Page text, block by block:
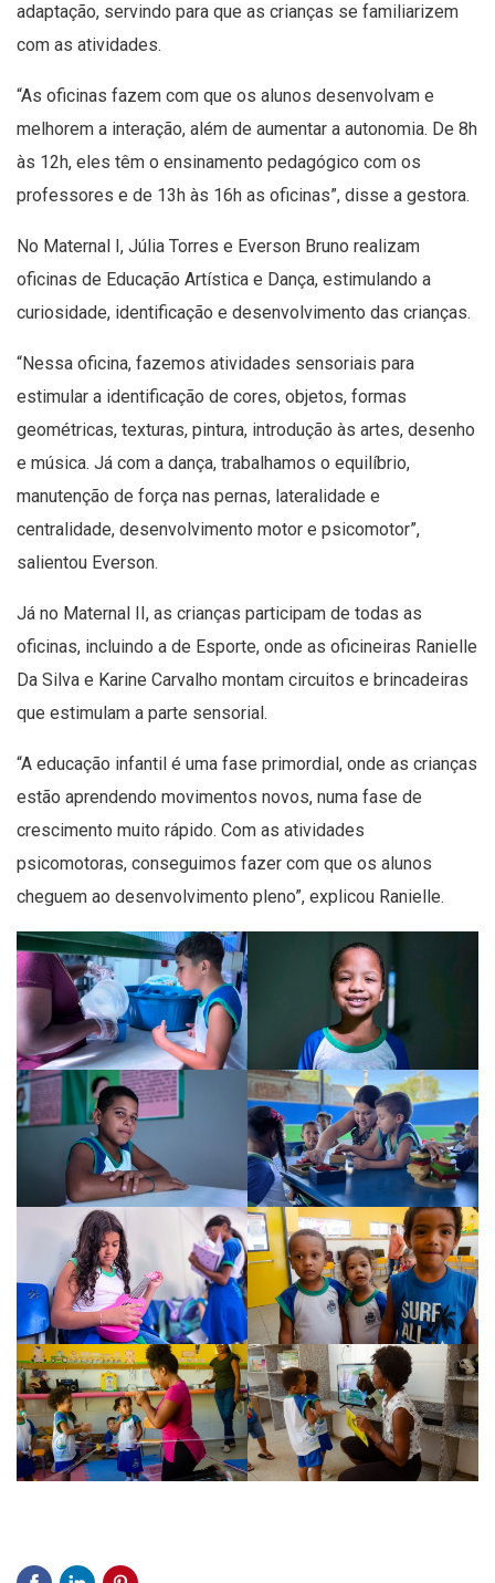
adaptação, servindo para que as crianças se familiarizem
com as atividades.
“As oficinas fazem com que os alunos desenvolvam e
melhorem a interação, além de aumentar a autonomia. De 8h
às 12h, eles têm o ensinamento pedagógico com os
professores e de 13h às 16h as oficinas”, disse a gestora.
No Maternal I, Júlia Torres e Everson Bruno realizam
oficinas de Educação Artística e Dança, estimulando a
curiosidade, identificação e desenvolvimento das crianças.
“Nessa oficina, fazemos atividades sensoriais para
estimular a identificação de cores, objetos, formas
geométricas, texturas, pintura, introdução às artes, desenho
e música. Já com a dança, trabalhamos o equilíbrio,
manutenção de força nas pernas, lateralidade e
centralidade, desenvolvimento motor e psicomotor”,
salientou Everson.
Já no Maternal II, as crianças participam de todas as
oficinas, incluindo a de Esporte, onde as oficineiras Ranielle
Da Silva e Karine Carvalho montam circuitos e brincadeiras
que estimulam a parte sensorial.
“A educação infantil é uma fase primordial, onde as crianças
estão aprendendo movimentos novos, numa fase de
crescimento muito rápido. Com as atividades
psicomotoras, conseguimos fazer com que os alunos
cheguem ao desenvolvimento pleno”, explicou Ranielle.